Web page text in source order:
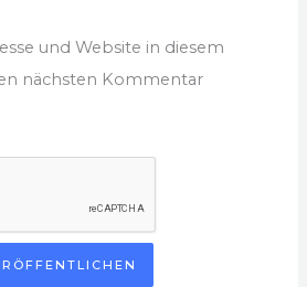
und Website in diesem
nächsten Kommentar